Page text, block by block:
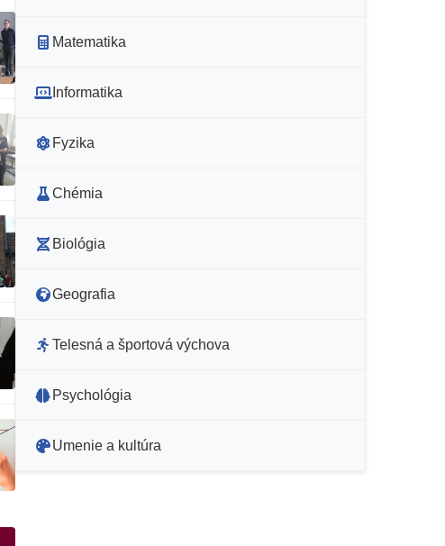
Matematika
Informatika
Fyzika
Chémia
Biológia
Geografia
Telesná a športová výchova
Psychológia
Umenie a kultúra